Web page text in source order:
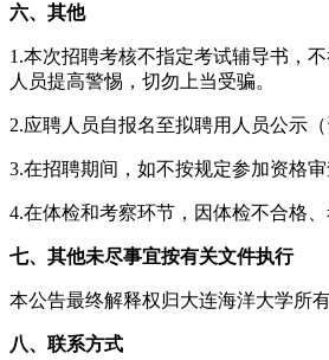
六、其他
1.本次招聘考核不指定考试辅导书，
人员提高警惕，切勿上当受骗。
2.应聘人员自报名至拟聘用人员公示
3.在招聘期间，如不按规定参加资格
4.在体检和考察环节，因体检不合格
七、其他未尽事宜按有关文件执行
本公告最终解释权归大连海洋大学所有
八、联系方式